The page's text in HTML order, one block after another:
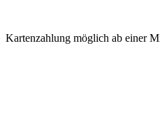
Kartenzahlung möglich ab einer